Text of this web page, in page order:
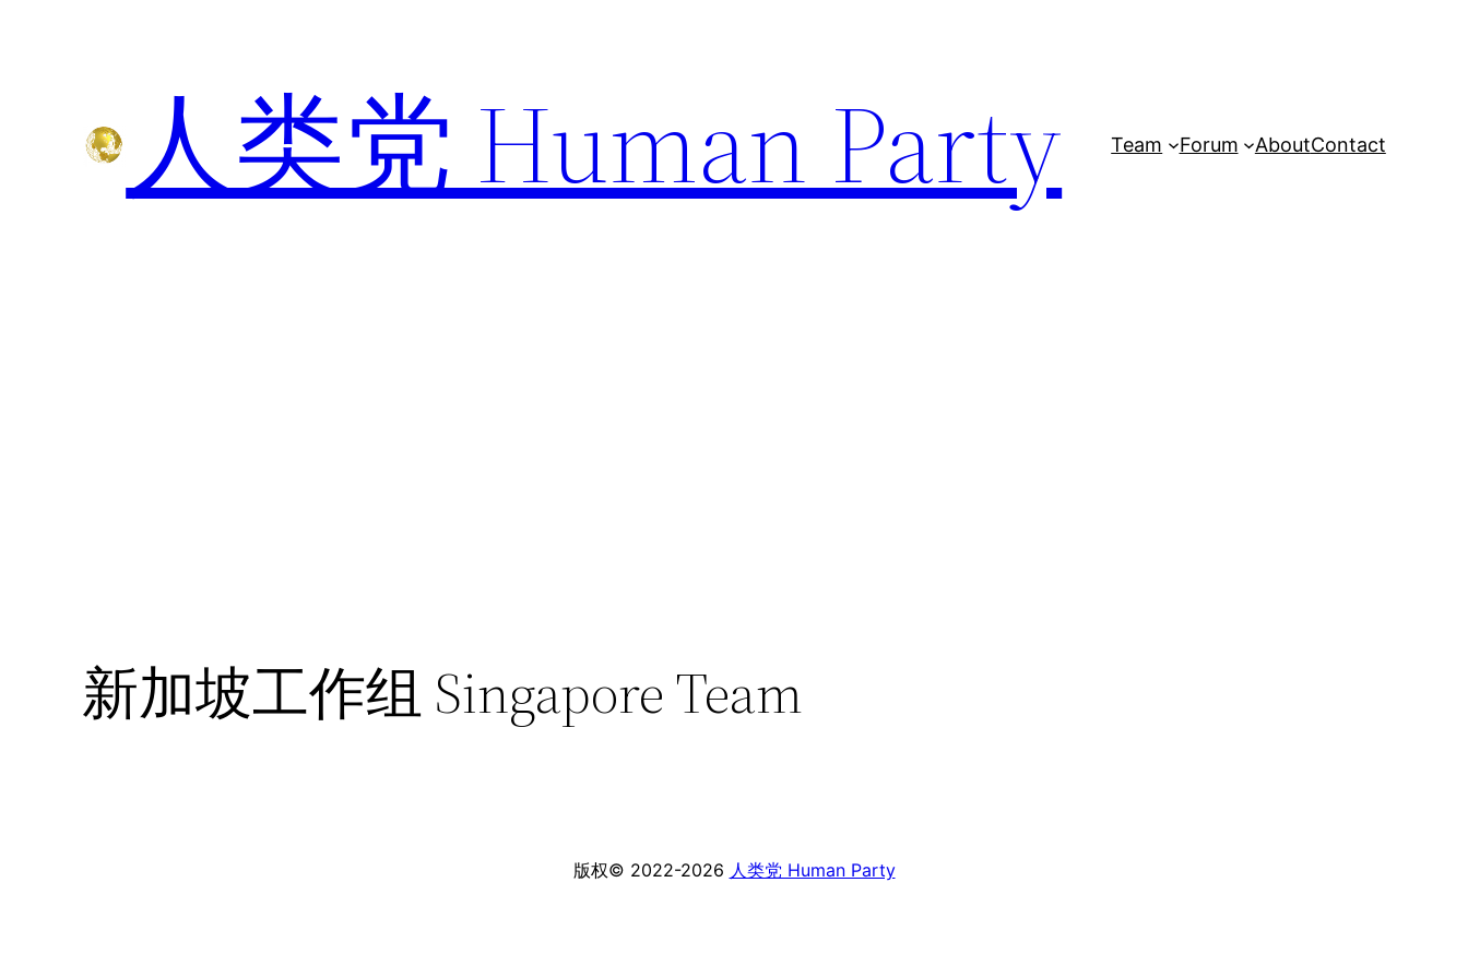
人类党 Human Party Team Forum AboutContact
新加坡工作组 Singapore Team
版权© 2022-2026 人类党 Human Party